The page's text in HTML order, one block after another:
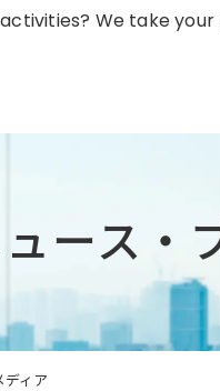
ース・
ィア
We take